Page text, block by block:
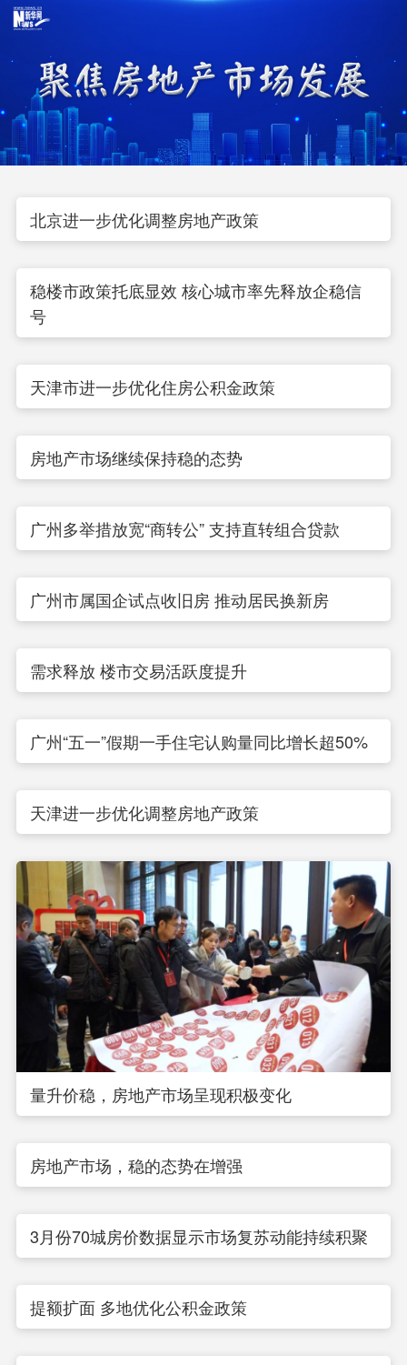
北京进一步优化调整房地产政策
稳楼市政策托底显效 核心城市率先释放企稳信
号
天津市进一步优化住房公积金政策
房地产市场继续保持稳的态势
广州多举措放宽“商转公” 支持直转组合贷款
广州市属国企试点收旧房 推动居民换新房
需求释放 楼市交易活跃度提升
广州“五一”假期一手住宅认购量同比增长超50%
天津进一步优化调整房地产政策
量升价稳，房地产市场呈现积极变化
房地产市场，稳的态势在增强
3月份70城房价数据显示市场复苏动能持续积聚
提额扩面 多地优化公积金政策